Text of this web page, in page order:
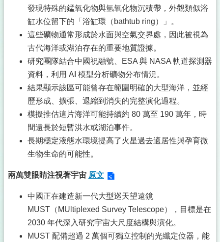
發現特殊的錳氧化物與氫氧化物沉積帶，外觀類似浴
缸水位留下的「浴缸環（bathtub ring）」。
這些礦物通常形成於水面與空氣交界處，因此被視為
古代海洋或湖泊存在的重要地質證據。
研究團隊結合中國祝融號、ESA 與 NASA 軌道探測器
資料，利用 AI 模型分析礦物分布情況。
結果顯示該區可能曾存在範圍明確的大型海洋，並經
歷形成、擴張、退縮到消失的完整演化過程。
模擬推估這片海洋可能持續約 80 萬至 190 萬年，時
間遠長於短暫洪水或湖泊事件。
長期穩定液態水環境提高了火星過去適居性與孕育微
生物生命的可能性。
兩萬雙眼睛注視著宇宙 原文
中國正在建造新一代大型巡天望遠鏡
MUST（MUltiplexed Survey Telescope），目標是在
2030 年代深入研究宇宙大尺度結構與演化。
MUST 配備超過 2 萬個可獨立控制的光纖定位器，能